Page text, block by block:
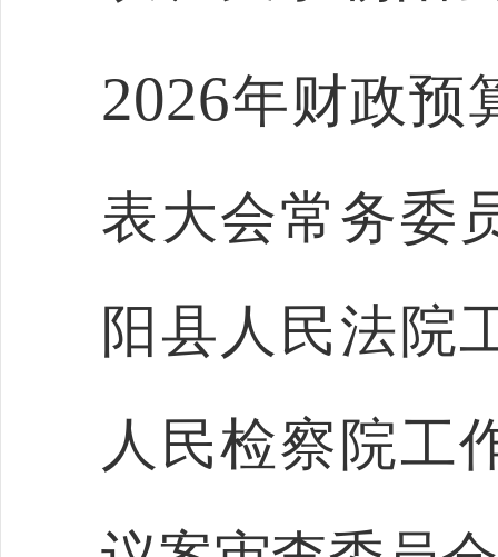
2026年财政预
表大会常务委
阳县人民法院
人民检察院工